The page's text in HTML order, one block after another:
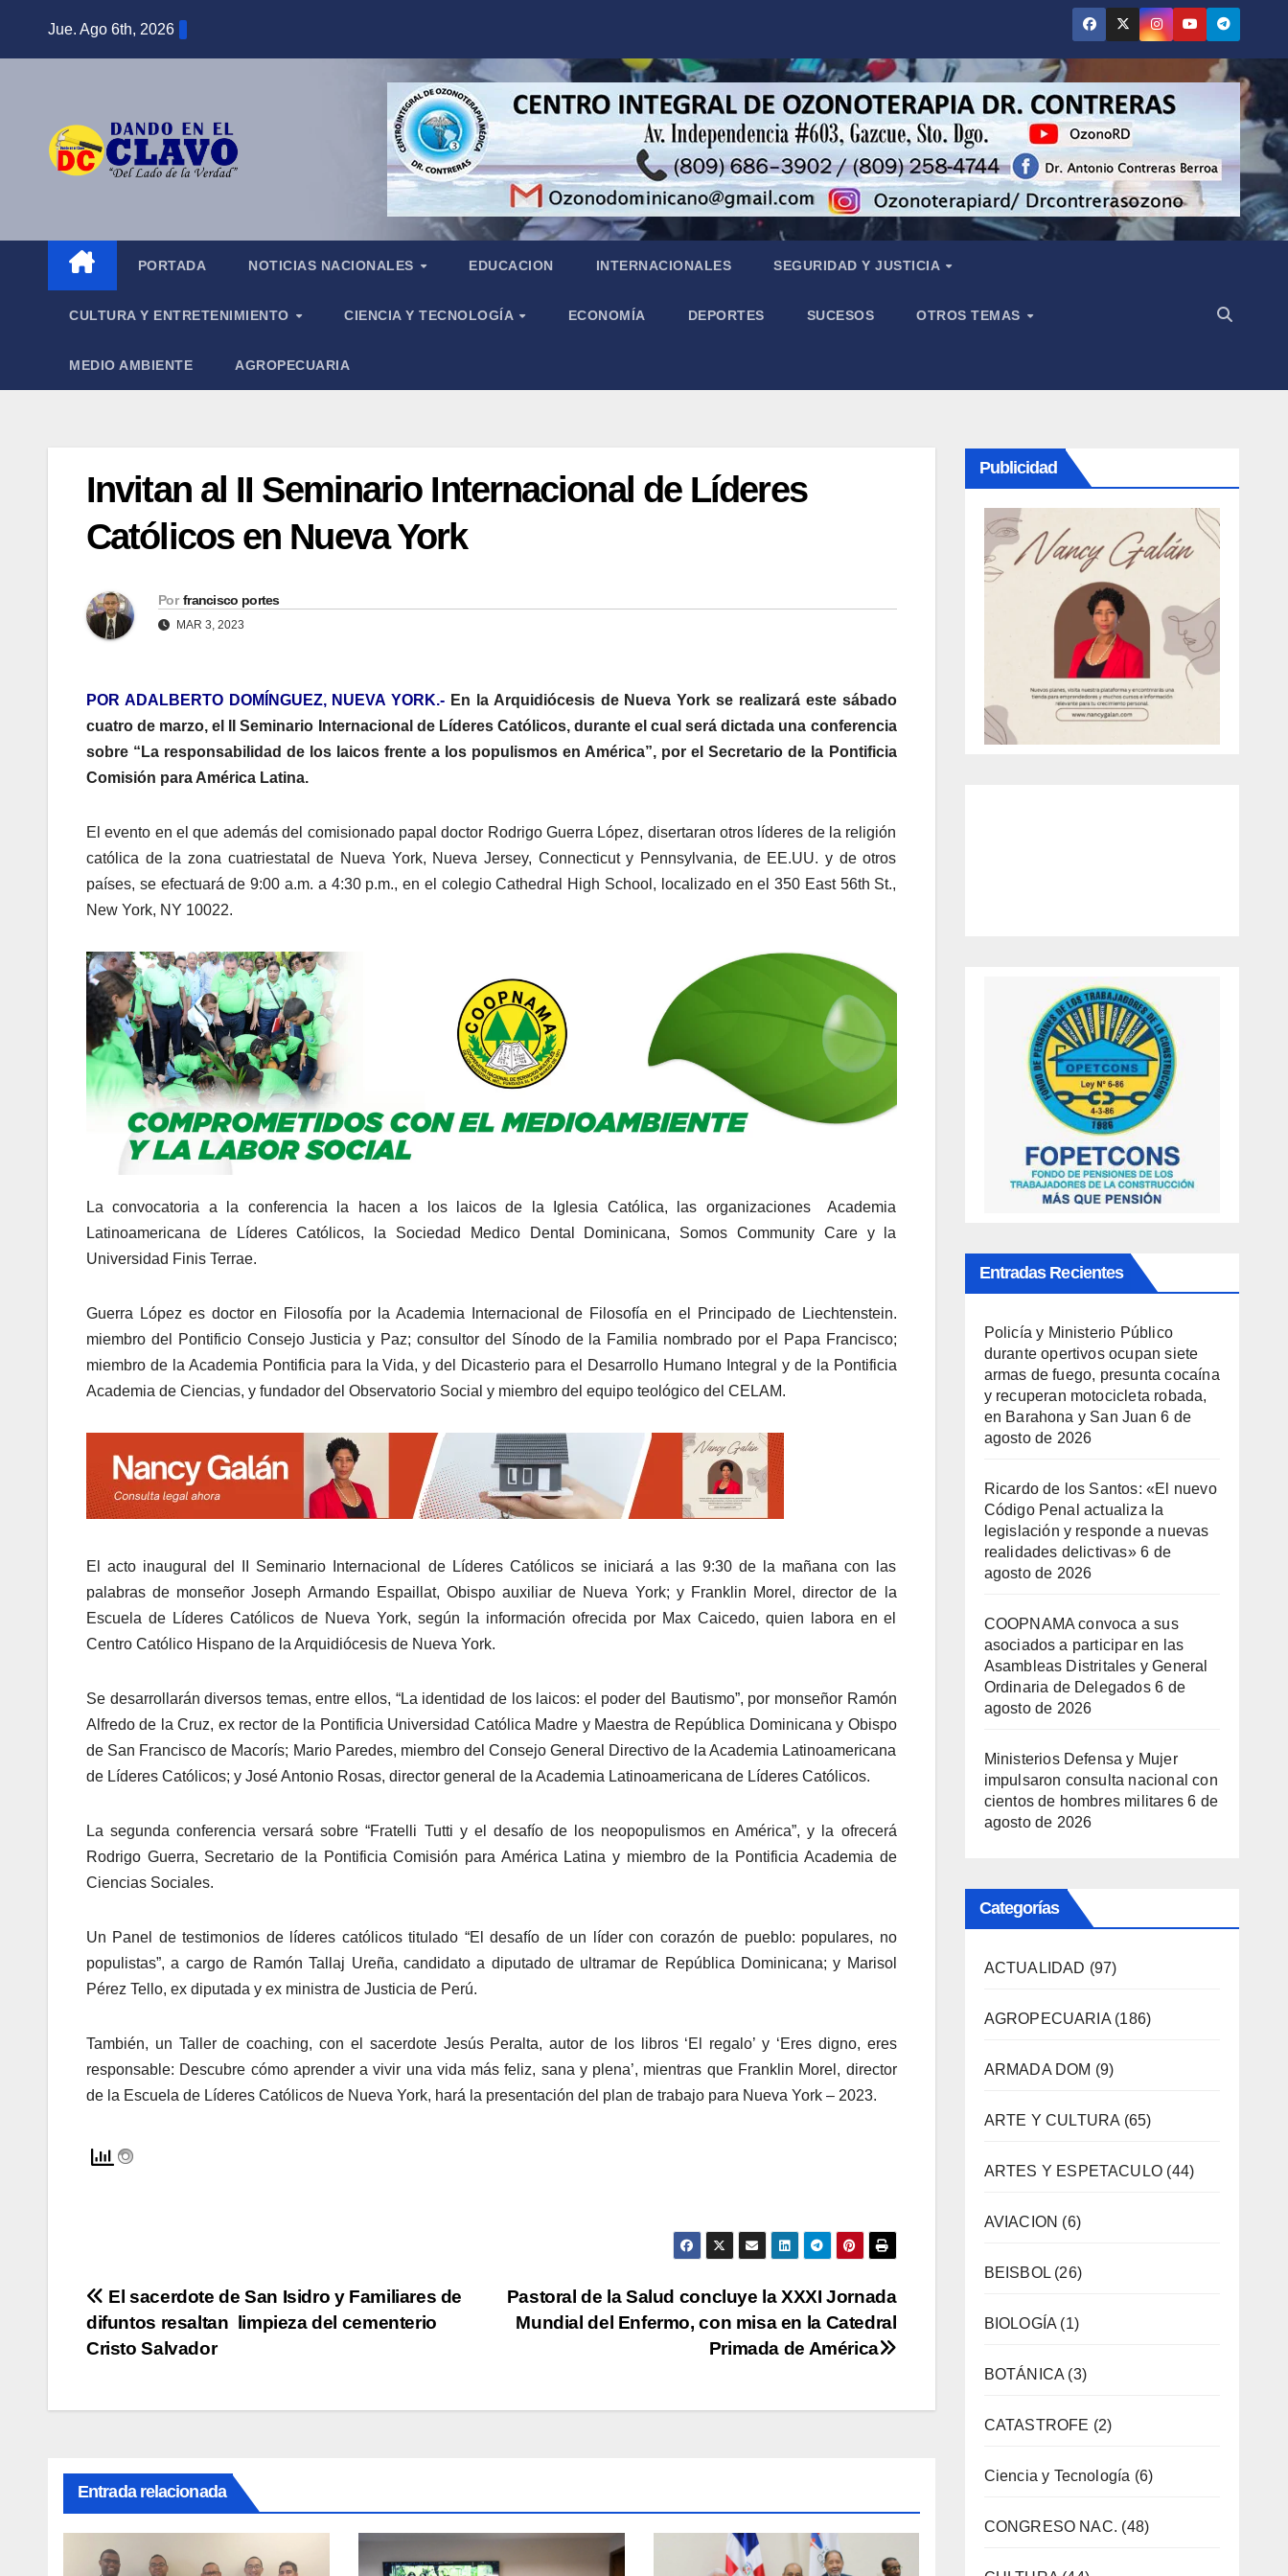
Jue. Ago 6th, 2026
PORTADA NOTICIAS NACIONALES EDUCACION INTERNACIONALES SEGURIDAD Y JUSTICIA
CULTURA Y ENTRETENIMIENTO CIENCIA Y TECNOLOGÍA ECONOMÍA DEPORTES SUCESOS OTROS TEMAS
MEDIO AMBIENTE AGROPECUARIA
Invitan al II Seminario Internacional de Líderes
Católicos en Nueva York
Por francisco portes
MAR 3, 2023
POR ADALBERTO DOMÍNGUEZ, NUEVA YORK.- En la Arquidiócesis de Nueva York se realizará este sábado
cuatro de marzo, el II Seminario Internacional de Líderes Católicos, durante el cual será dictada una conferencia
sobre “La responsabilidad de los laicos frente a los populismos en América”, por el Secretario de la Pontificia
Comisión para América Latina.
El evento en el que además del comisionado papal doctor Rodrigo Guerra López, disertaran otros líderes de la religión
católica de la zona cuatriestatal de Nueva York, Nueva Jersey, Connecticut y Pennsylvania, de EE.UU. y de otros
países, se efectuará de 9:00 a.m. a 4:30 p.m., en el colegio Cathedral High School, localizado en el 350 East 56th St.,
New York, NY 10022.
La convocatoria a la conferencia la hacen a los laicos de la Iglesia Católica, las organizaciones Academia
Latinoamericana de Líderes Católicos, la Sociedad Medico Dental Dominicana, Somos Community Care y la
Universidad Finis Terrae.
Guerra López es doctor en Filosofía por la Academia Internacional de Filosofía en el Principado de Liechtenstein.
miembro del Pontificio Consejo Justicia y Paz; consultor del Sínodo de la Familia nombrado por el Papa Francisco;
miembro de la Academia Pontificia para la Vida, y del Dicasterio para el Desarrollo Humano Integral y de la Pontificia
Academia de Ciencias, y fundador del Observatorio Social y miembro del equipo teológico del CELAM.
El acto inaugural del II Seminario Internacional de Líderes Católicos se iniciará a las 9:30 de la mañana con las
palabras de monseñor Joseph Armando Espaillat, Obispo auxiliar de Nueva York; y Franklin Morel, director de la
Escuela de Líderes Católicos de Nueva York, según la información ofrecida por Max Caicedo, quien labora en el
Centro Católico Hispano de la Arquidiócesis de Nueva York.
Se desarrollarán diversos temas, entre ellos, “La identidad de los laicos: el poder del Bautismo”, por monseñor Ramón
Alfredo de la Cruz, ex rector de la Pontificia Universidad Católica Madre y Maestra de República Dominicana y Obispo
de San Francisco de Macorís; Mario Paredes, miembro del Consejo General Directivo de la Academia Latinoamericana
de Líderes Católicos; y José Antonio Rosas, director general de la Academia Latinoamericana de Líderes Católicos.
La segunda conferencia versará sobre “Fratelli Tutti y el desafío de los neopopulismos en América”, y la ofrecerá
Rodrigo Guerra, Secretario de la Pontificia Comisión para América Latina y miembro de la Pontificia Academia de
Ciencias Sociales.
Un Panel de testimonios de líderes católicos titulado “El desafío de un líder con corazón de pueblo: populares, no
populistas”, a cargo de Ramón Tallaj Ureña, candidato a diputado de ultramar de República Dominicana; y Marisol
Pérez Tello, ex diputada y ex ministra de Justicia de Perú.
También, un Taller de coaching, con el sacerdote Jesús Peralta, autor de los libros ‘El regalo’ y ‘Eres digno, eres
responsable: Descubre cómo aprender a vivir una vida más feliz, sana y plena’, mientras que Franklin Morel, director
de la Escuela de Líderes Católicos de Nueva York, hará la presentación del plan de trabajo para Nueva York – 2023.
Navegación
de
Pastoral de la Salud concluye la XXXI Jornada
Mundial del Enfermo, con misa en la Catedral
Primada de América
El sacerdote de San Isidro y Familiares de
difuntos resaltan limpieza del cementerio
Cristo Salvador
Entrada relacionada
Publicidad
Entradas Recientes
Policía y Ministerio Público
durante opertivos ocupan siete
armas de fuego, presunta cocaína
y recuperan motocicleta robada,
en Barahona y San Juan 6 de
agosto de 2026
Ricardo de los Santos: «El nuevo
Código Penal actualiza la
legislación y responde a nuevas
realidades delictivas» 6 de
agosto de 2026
COOPNAMA convoca a sus
asociados a participar en las
Asambleas Distritales y General
Ordinaria de Delegados 6 de
agosto de 2026
Ministerios Defensa y Mujer
impulsaron consulta nacional con
cientos de hombres militares 6 de
agosto de 2026
Categorías
ACTUALIDAD (97)
AGROPECUARIA(186)
ARMADA DOM (9)
ARTE Y CULTURA (65)
ARTES Y ESPETACULO (44)
AVIACION (6)
BEISBOL(26)
BIOLOGÍA (1)
BOTÁNICA (3)
CATASTROFE (2)
Ciencia y Tecnología (6)
CONGRESO NAC. (48)